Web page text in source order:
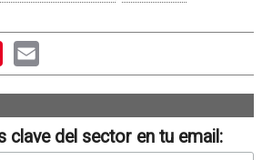
PinterestEmail
clave del sector en tu email: